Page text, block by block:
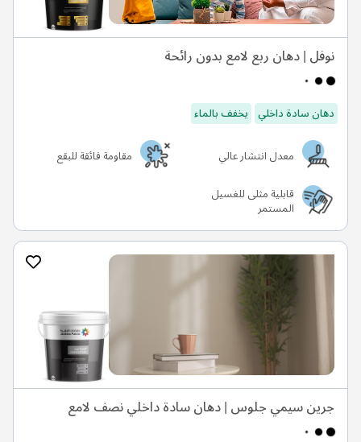
نوفل | دهان ربع لامع بدون رائحة
دهان سادة داخلي يخفف بالماء
معدل انتشار عالي
مقاومة فائقة للبقع
قابلية مثلى للغسيل
المستمر
جرين سيمي جلوس | دهان سادة داخلي نصف لامع